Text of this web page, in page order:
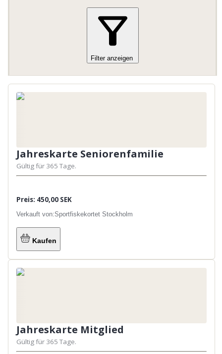
Filter anzeigen
Jahreskarte Seniorenfamilie
Gültig für 365 Tage.
Preis: 450,00 SEK
Verkauft von:Sportfiskekortet Stockholm
Kaufen
Jahreskarte Mitglied
Gültig für 365 Tage.